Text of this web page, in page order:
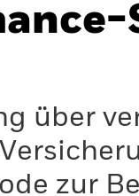
über
zur